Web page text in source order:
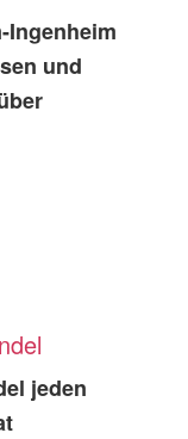
Ingenheim
und
jeden